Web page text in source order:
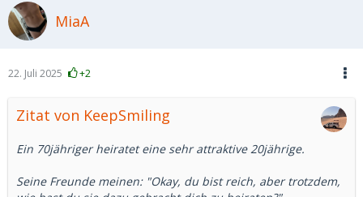
MiaA
22. Juli 2025 +2
Zitat von KeepSmiling
Ein 70jähriger heiratet eine sehr attraktive 20jährige.
Seine Freunde meinen: "Okay, du bist reich, aber trotzdem,